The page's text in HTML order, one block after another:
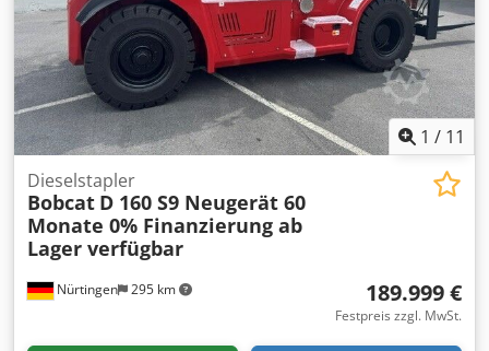
1 / 11
Nürtingen 295 km
Dieselstapler
Bobcat D 160 S9 Neugerät 60
Monate 0% Finanzierung ab
Lager verfügbar
189.999 €
Festpreis zzgl. MwSt.